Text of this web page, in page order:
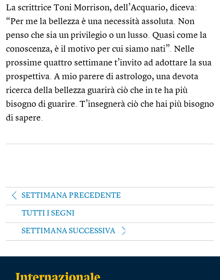
La scrittrice Toni Morrison, dell’Acquario, diceva:
“Per me la bellezza è una necessità assoluta. Non
penso che sia un privilegio o un lusso. Quasi come la
conoscenza, è il motivo per cui siamo nati”. Nelle
prossime quattro settimane t’invito ad adottare la sua
prospettiva. A mio parere di astrologo, una devota
ricerca della bellezza guarirà ciò che in te ha più
bisogno di guarire. T’insegnerà ciò che hai più bisogno
di sapere.
SETTIMANA PRECEDENTE
TUTTI I SEGNI
SETTIMANA SUCCESSIVA